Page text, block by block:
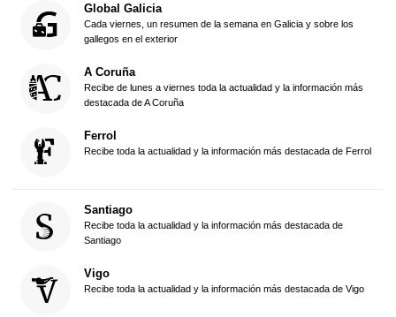
Global Galicia
Cada viernes, un resumen de la semana en Galicia y sobre los
gallegos en el exterior
A Coruña
Recibe de lunes a viernes toda la actualidad y la información más
destacada de A Coruña
Ferrol
Recibe toda la actualidad y la información más destacada de Ferrol
Santiago
Recibe toda la actualidad y la información más destacada de
Santiago
Vigo
Recibe toda la actualidad y la información más destacada de Vigo